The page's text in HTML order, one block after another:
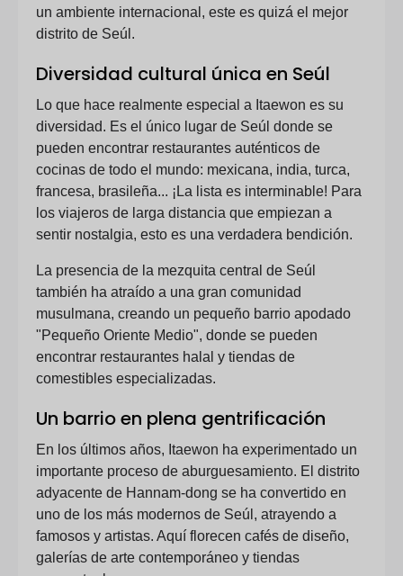
un ambiente internacional, este es quizá el mejor
distrito de Seúl.
Diversidad cultural única en Seúl
Lo que hace realmente especial a Itaewon es su
diversidad. Es el único lugar de Seúl donde se
pueden encontrar restaurantes auténticos de
cocinas de todo el mundo: mexicana, india, turca,
francesa, brasileña... ¡La lista es interminable! Para
los viajeros de larga distancia que empiezan a
sentir nostalgia, esto es una verdadera bendición.
La presencia de la mezquita central de Seúl
también ha atraído a una gran comunidad
musulmana, creando un pequeño barrio apodado
"Pequeño Oriente Medio", donde se pueden
encontrar restaurantes halal y tiendas de
comestibles especializadas.
Un barrio en plena gentrificación
En los últimos años, Itaewon ha experimentado un
importante proceso de aburguesamiento. El distrito
adyacente de Hannam-dong se ha convertido en
uno de los más modernos de Seúl, atrayendo a
famosos y artistas. Aquí florecen cafés de diseño,
galerías de arte contemporáneo y tiendas